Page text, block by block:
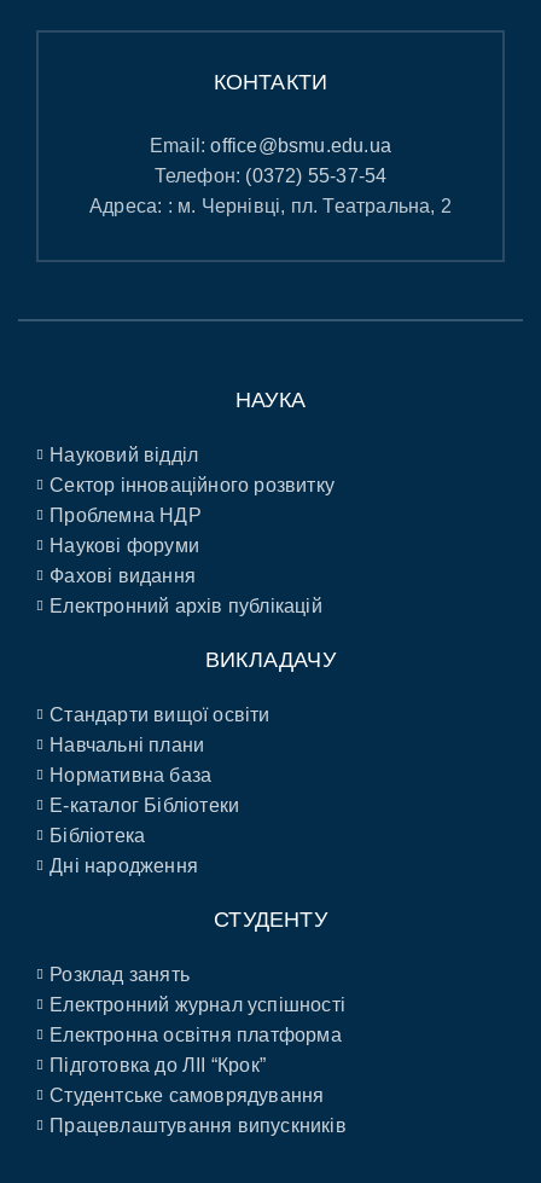
КОНТАКТИ
Email:office@bsmu.edu.ua
Телефон: (0372) 55-37-54
Адреса: : м. Чернівці, пл. Театральна, 2
НАУКА
Науковий відділ
Сектор інноваційного розвитку
Проблемна НДР
Наукові форуми
Фахові видання
Електронний архів публікацій
ВИКЛАДАЧУ
Стандарти вищої освіти
Навчальні плани
Нормативна база
E-каталог Бібліотеки
Бібліотека
Дні народження
СТУДЕНТУ
Розклад занять
Електронний журнал успішності
Електронна освітня платформа
Підготовка до ЛІІ “Крок”
Студентське самоврядування
Працевлаштування випускників